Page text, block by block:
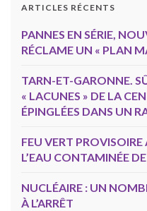
ARTICLES RÉCENTS
PANNES EN SÉRIE,
RÉCLAME UN « PLAN
TARN-ET-GARONNE.
« LACUNES » DE LA
ÉPINGLÉES DANS UN
FEU VERT PROVISOIRE
L’EAU CONTAMINÉE
NUCLÉAIRE : UN
À L’ARRÊT